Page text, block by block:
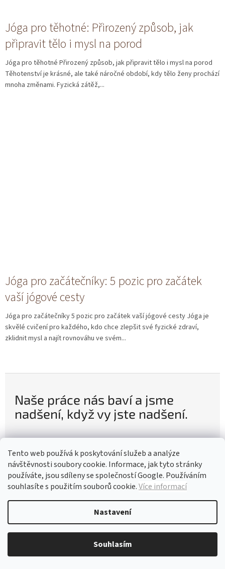
Tento web používá k poskytování služeb a analýze
návštěvnosti soubory cookie. Informace, jak tyto stránky
používáte, jsou sdíleny se společností Google. Používáním
souhlasíte s použitím souborů cookie.Více informací
Nastavení
Souhlasím
Jóga pro těhotné: Přirozený způsob, jak
připravit tělo i mysl na porod
Jóga pro těhotné Přirozený způsob, jak připravit tělo i mysl na porod
Těhotenství je krásné, ale také náročné období, kdy tělo ženy prochází
mnoha změnami. Fyzická zátěž,...
Jóga pro začátečníky: 5 pozic pro začátek
vaší jógové cesty
Jóga pro začátečníky 5 pozic pro začátek vaší jógové cesty Jóga je
skvělé cvičení pro každého, kdo chce zlepšit své fyzické zdraví,
zklidnit mysl a najít rovnováhu ve svém...
Naše práce nás baví a jsme
nadšení, když vy jste nadšení.
Poslední komentáře
GADEO jógový válec, bolster na jógu CHMÝŘÍ, bordó
30.11.2023
|
válec na jógu
seniora. Tento výrobek mohu jen doporučit - kvalitní
zpracování, válec je dostatečně těžký, zajistí tělo v